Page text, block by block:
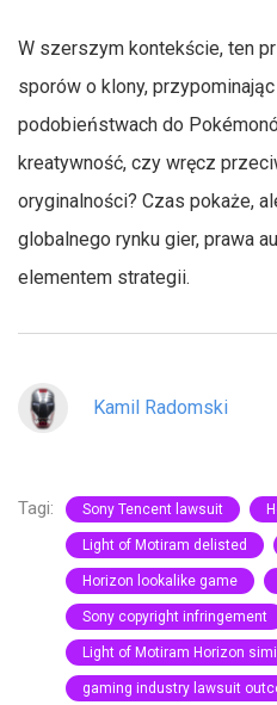
W szerszym kontekście, ten
sporów o klony,
podobieństwach do
kreatywność, czy wręcz
oryginalności? Czas pokaże,
globalnego rynku gier, prawa
elementem strategii.
Kamil Radomski
Tagi: Sony Tencent lawsuit
Light of Motiram delisted
Horizon lookalike game
Sony copyright infringement
Light of Motiram Horizon
gaming industry lawsuit